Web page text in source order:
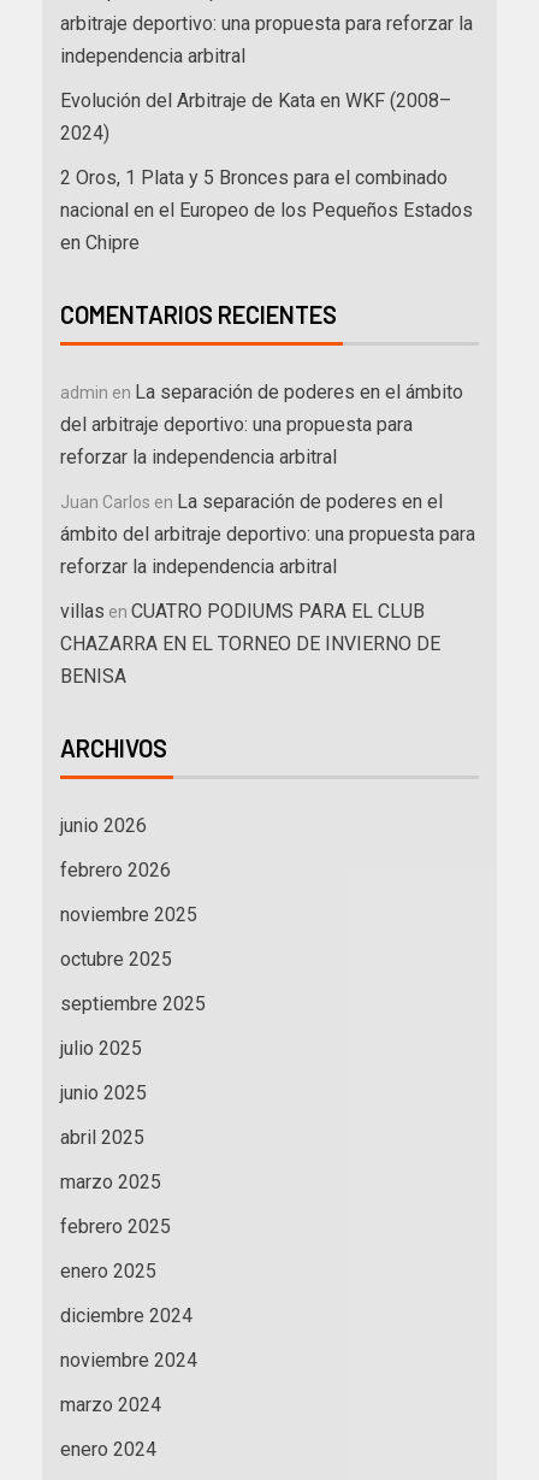
arbitraje deportivo: una propuesta para reforzar la
independencia arbitral
Evolución del Arbitraje de Kata en WKF (2008–
2024)
2 Oros, 1 Plata y 5 Bronces para el combinado
nacional en el Europeo de los Pequeños Estados
en Chipre
COMENTARIOS RECIENTES
admin en La separación de poderes en el ámbito
del arbitraje deportivo: una propuesta para
reforzar la independencia arbitral
Juan Carlos en La separación de poderes en el
ámbito del arbitraje deportivo: una propuesta para
reforzar la independencia arbitral
villas en CUATRO PODIUMS PARA EL CLUB
CHAZARRA EN EL TORNEO DE INVIERNO DE
BENISA
ARCHIVOS
junio 2026
febrero 2026
noviembre 2025
octubre 2025
septiembre 2025
julio 2025
junio 2025
abril 2025
marzo 2025
febrero 2025
enero 2025
diciembre 2024
noviembre 2024
marzo 2024
enero 2024